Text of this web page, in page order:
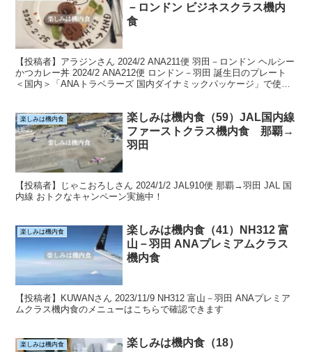
－ロンドン ビジネスクラス機内
食
【投稿者】アラジンさん 2024/2 ANA211便 羽田－ロンドン ヘルシー
かつカレー丼 2024/2 ANA212便 ロンドン－羽田 誕生日のプレート
＜国内＞「ANAトラベラーズ 国内ダイナミックパッケージ」で使え
楽しみは機内食
楽しみは機内食（59）JAL国内線
ファーストクラス機内食 那覇→
羽田
【投稿者】じゃこおろしさん 2024/1/2 JAL910便 那覇→羽田 JAL 国
内線 おトクなキャンペーン実施中！
楽しみは機内食
楽しみは機内食（41）NH312 富
山－羽田 ANAプレミアムクラス
機内食
【投稿者】KUWANさん 2023/11/9 NH312 富山－羽田 ANAプレミア
ムクラス機内食のメニューはこちらで確認できます
楽しみは機内食 楽しみは機内食（18）